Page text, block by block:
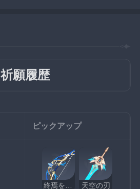
祈願履歴
ピックアップ
天空の刃